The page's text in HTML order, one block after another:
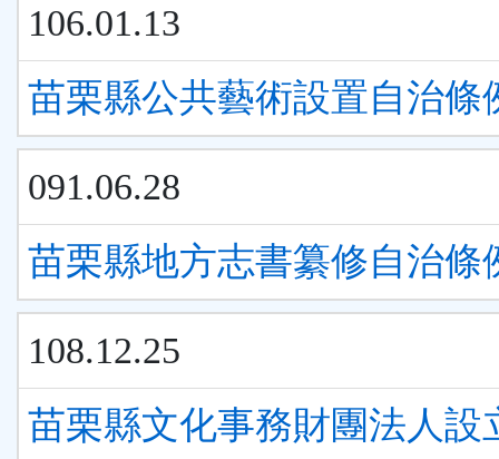
106.01.13
苗栗縣公共藝術設置自治條
091.06.28
苗栗縣地方志書纂修自治條
108.12.25
苗栗縣文化事務財團法人設